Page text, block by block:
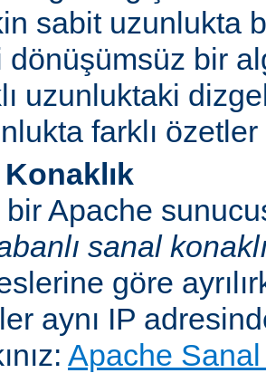
sabit uzunlukta
dönüşümsüz bir
uzunluktaki
farklı
bir Apache
sanal
göre
aynı IP
Apache